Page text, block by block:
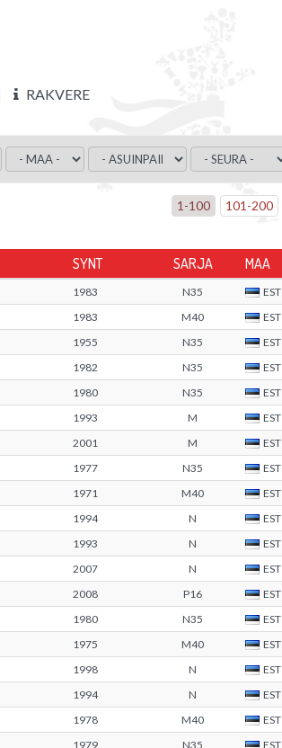
RAKVERE
1 -100 101 -200
SYNT SARJA MAA
1983 N35 EST
1983 M40 EST
1955 N35
EST
1982 N35 EST
1980 N35 EST
1993 M EST
2001 M EST
1977 N35 EST
1971 M40 EST
1994 N EST
1993 N EST
2007 N EST
2008 P16 EST
1980 N35 EST
1975 M40 EST
1998 N EST
1994 N EST
1978 M40 EST
1979 N35
EST